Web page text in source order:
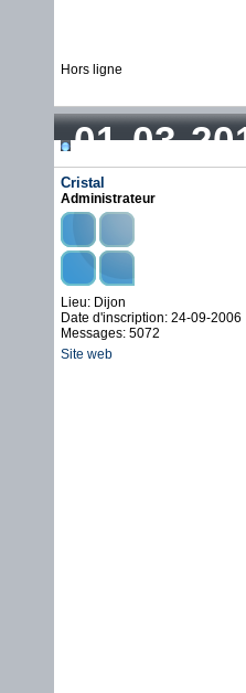
Hors ligne
01-03-
Cristal
Administrateur
Lieu: Dijon
Date d'inscription: 24-09-2006
Messages: 5072
Site web